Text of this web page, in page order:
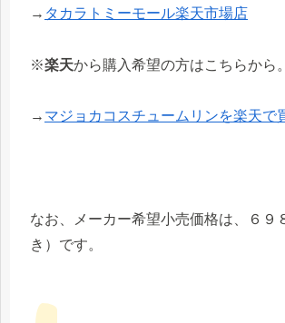
→ タカラトミーモール楽天市場店
※楽天から購入希望の方はこちらから。
→ マジョカコスチュームリンを楽天で
なお、メーカー希望小売価格は、６９
き）です。